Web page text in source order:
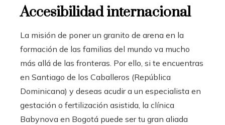
Accesibilidad internacional
La misión de poner un granito de arena en la
formación de las familias del mundo va mucho
más allá de las fronteras. Por ello, si te encuentras
en Santiago de los Caballeros (República
Dominicana) y deseas acudir a un especialista en
gestación o fertilización asistida, la clínica
Babynova en Bogotá puede ser tu gran aliada